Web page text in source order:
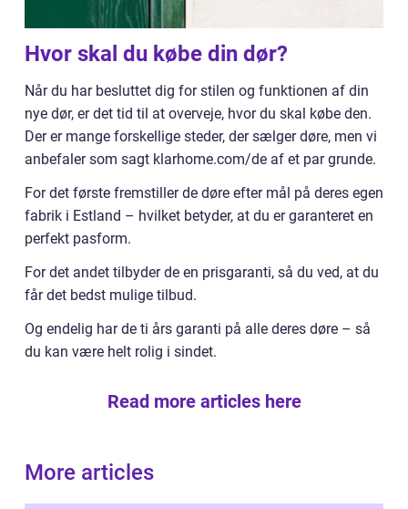
Hvor skal du købe din dør?
Når du har besluttet dig for stilen og funktionen af din
nye dør, er det tid til at overveje, hvor du skal købe den.
Der er mange forskellige steder, der sælger døre, men vi
anbefaler som sagt klarhome.com/de af et par grunde.
For det første fremstiller de døre efter mål på deres egen
fabrik i Estland – hvilket betyder, at du er garanteret en
perfekt pasform.
For det andet tilbyder de en prisgaranti, så du ved, at du
får det bedst mulige tilbud.
Og endelig har de ti års garanti på alle deres døre – så
du kan være helt rolig i sindet.
Read more articles here
More articles